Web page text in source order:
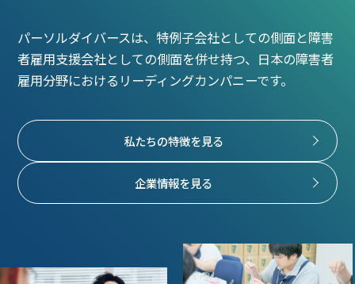
パーソルダイバースは、特例子会社としての側面と障害
者雇用支援会社としての側面を併せ持つ、日本の障害者
雇用分野におけるリーディングカンパニーです。
私たちの特徴を見る
企業情報を見る